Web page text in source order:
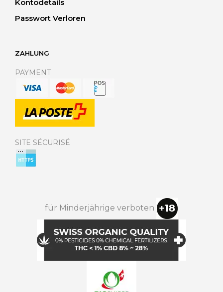
Kontodetails
Passwort Verloren
ZAHLUNG
PAYMENT
SITE SÉCURISÉ
für Minderjährige verboten